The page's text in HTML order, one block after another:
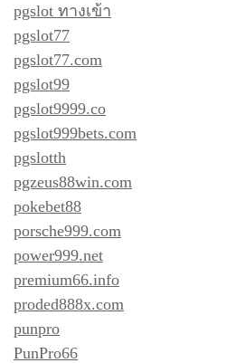
pgslot ทางเข้า
pgslot77
pgslot77.com
pgslot99
pgslot9999.co
pgslot999bets.com
pgslotth
pgzeus88win.com
pokebet88
porsche999.com
power999.net
premium66.info
proded888x.com
punpro
PunPro66